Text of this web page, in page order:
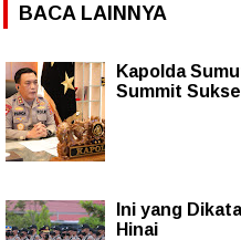
BACA LAINNYA
Kapolda
Summit
Ini yang
Hinai